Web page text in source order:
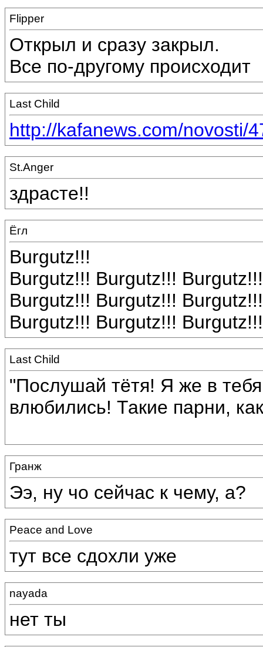
Flipper
Открыл и сразу закрыл.
Все по-другому происходит
Last Child
http://kafanews.com/novosti/
St.Anger
здрасте!!
Ёгл
Burgutz!!!
Burgutz!!! Burgutz!!!
Burgutz!!! Burgutz!!!
Burgutz!!! Burgutz!!!
Last Child
"Послушай тётя! Я же в
влюбились! Такие парни,
Гранж
Ээ, ну чо сейчас к чему, а?
Peace and Love
тут все сдохли уже
nayada
нет ты